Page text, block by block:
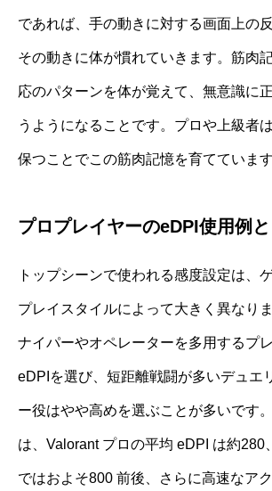
であれば、手の動きに対する画面上の
その動きに体が慣れていきます。筋肉
応のパターンを体が覚えて、無意識に
うようになることです。プロや上級者
保つことでこの筋肉記憶を育てています
プロプレイヤーのeDPI使用例
トップシーンで使われる感度設定は、
プレイスタイルによって大きく異なり
ナイパーやオペレーターを多用するプ
eDPIを選び、短距離戦闘が多いデュエ
ー役はやや高めを選ぶことが多いです
は、Valorant プロの平均 eDPI は約280
ではおよそ800 前後、さらに高速なア